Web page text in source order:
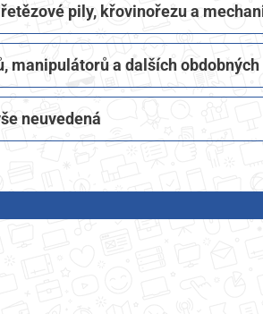
pily, křovinořezu a
manipulátorů a dalších
neuvedená​